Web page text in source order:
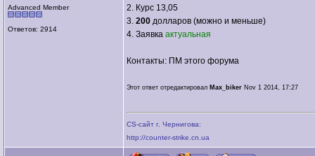
Advanced Member
Ответов: 2914
2. Курс 13,05
3. 200 долларов (можно и меньше)
4. Заявка актуальная
Контакты: ПМ этого форума
Этот ответ отредактировал Max_biker Nov 1 2014, 17:27
CS-сайт г. Чернигова:
http://counter-strike.cn.ua